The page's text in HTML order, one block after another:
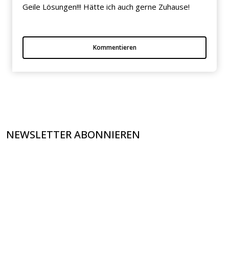
Geile Lösungen!!! Hätte ich auch gerne Zuhause!
Kommentieren
NEWSLETTER ABONNIEREN